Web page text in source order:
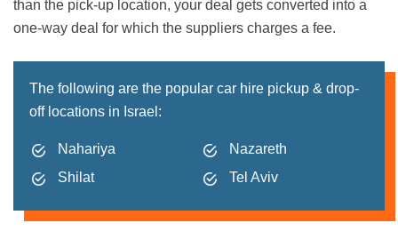
than the pick-up location, your deal gets converted into a
one-way deal for which the suppliers charges a fee.
The following are the popular car hire pickup & drop-
off locations in Israel:
Nahariya
Nazareth
Shilat
Tel Aviv